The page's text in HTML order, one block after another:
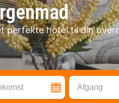
perfekte hotel til din
Afgang